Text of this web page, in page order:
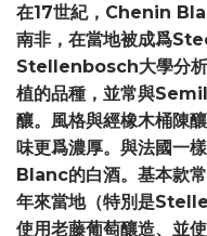
在17世紀，Chenin
南非，在當地被成爲
Stellenbosch大學分析
植的品種，並常與
釀。風格與經橡木桶陳
味更爲濃厚。與法國一
Blanc的白酒。基本款
年來當地（特別是
使用老藤葡萄釀造、並